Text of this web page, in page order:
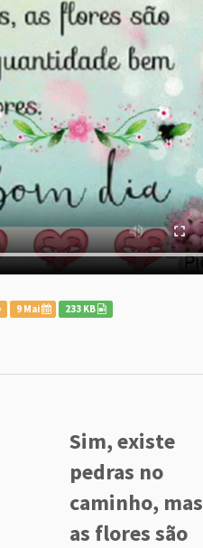
9 Mai 233 KB
Sim, existe
pedras no
caminho, mas
as flores são